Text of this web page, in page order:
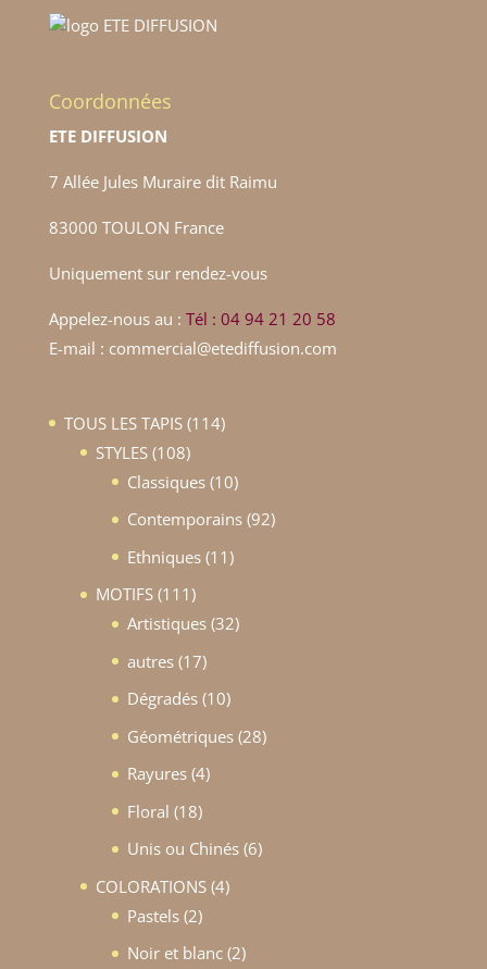
Coordonnées
ETE DIFFUSION
7 Allée Jules Muraire dit Raimu
83000 TOULON France
Uniquement sur rendez-vous
Appelez-nous au : Tél : 04 94 21 20 58
E-mail : commercial@etediffusion.com
TOUS LES TAPIS 114114
STYLES 108108
produits
Classiques 1010
produits
Contemporains 9292
Ethniques 1111
MOTIFS 111111
produits
Artistiques 3232
autres 1717
produits
Dégradés 1010
produits
Géométriques 2828
Rayures 44
Floral 1818
produits
Unis ou Chinés 66
COLORATIONS 44
Pastels 22
produits
Noir et blanc 22